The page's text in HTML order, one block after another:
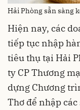
Hải Phòng sẵn sàng
Hiện nay, các
tiếp tục nhập
tiêu thụ tại Hải
ty CP Thương
dựng Chương
Thơ để nhập